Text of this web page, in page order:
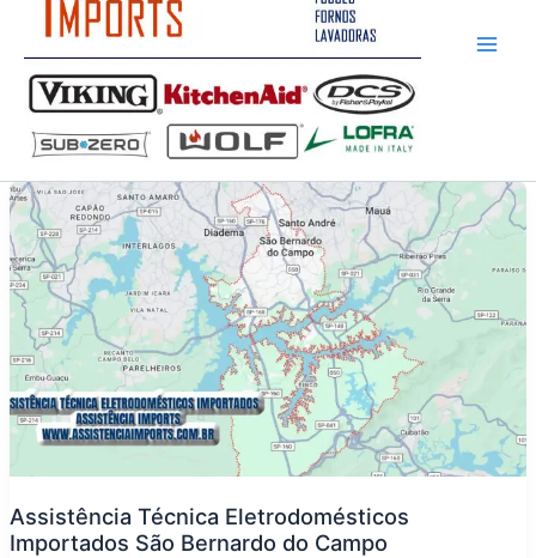
Assistência Técnica Eletrodomésticos
Importados São Bernardo do Campo